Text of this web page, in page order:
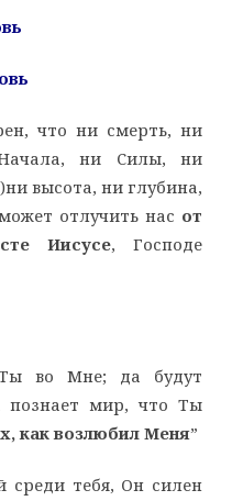
что ни смерть, ни
ни Силы, ни
высота, ни глубина,
отлучить нас от
Иисусе, Господе
во Мне; да будут
познает мир, что Ты
как возлюбил Меня”
среди тебя, Он силен